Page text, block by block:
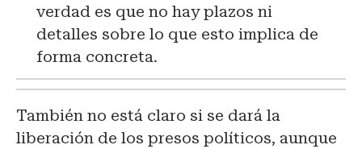
verdad es que no hay plazos ni
detalles sobre lo que esto implica de
forma concreta.
También no está claro si se dará la
liberación de los presos políticos, aunque